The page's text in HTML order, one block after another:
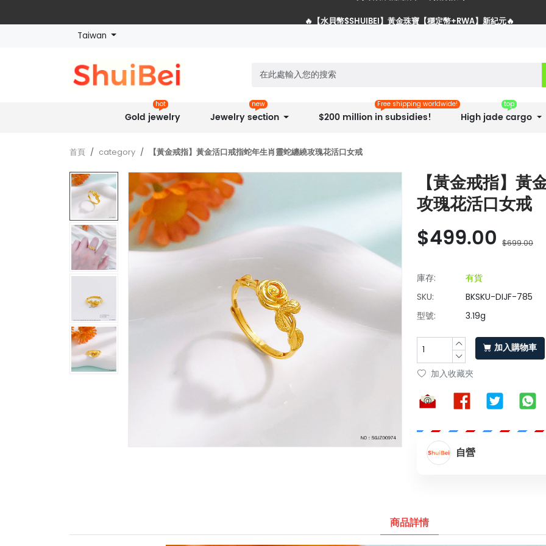
Taiwan
Gold jewelry
hot
Jewelry section
new
$200 million in subsidies!
Free shipping worldwide!
High jade cargo
top
首頁 category 【黃金戒指】黃金活口戒指蛇年生肖靈蛇纏繞攻瑰花活口女戒
【黃金戒指】黃
攻瑰花活口女戒
$499.00 $699.00
庫存:
有貨
SKU:
BKSKU-DIJF-785
型號:
3.19g
加入購物車
加入收藏夾
自營
商品詳情